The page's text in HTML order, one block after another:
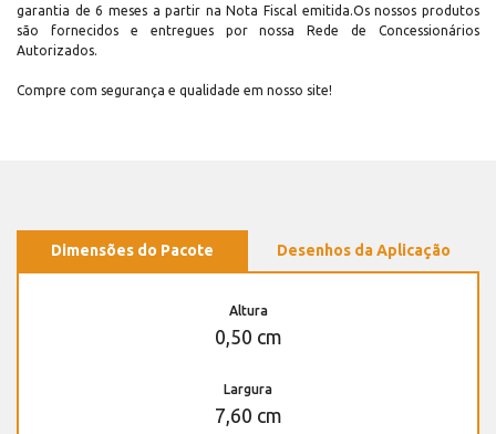
garantia de 6 meses a partir na Nota Fiscal emitida.Os nossos produtos
são fornecidos e entregues por nossa Rede de Concessionários
Autorizados.
Compre com segurança e qualidade em nosso site!
Dimensões do Pacote Desenhos da Aplicação
Altura
0,50 cm
Largura
7,60 cm